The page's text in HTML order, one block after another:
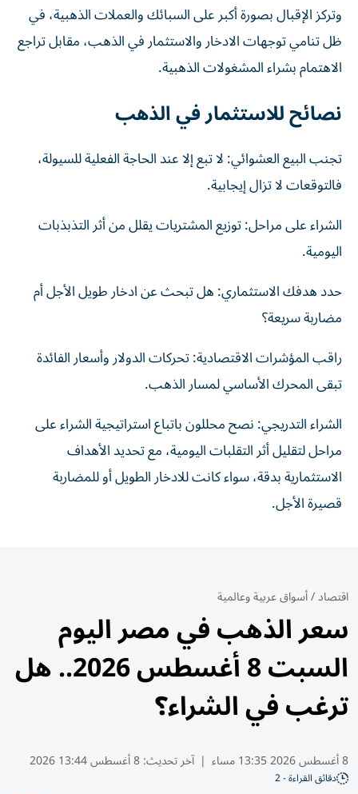
وتركز الإقبال بصورة أكبر على السبائك والعملات الذهبية، في
ظل تنامي توجهات الادخار والاستثمار في الذهب، مقابل تراجع
الاهتمام بشراء المشغولات الذهبية.
نصائح للاستثمار في الذهب
تجنب البيع العشوائي: لا تبع إلا عند الحاجة الفعلية للسيولة،
فالتوقعات لا تزال إيجابية.
الشراء على مراحل: توزيع المشتريات يقلل من أثر التذبذبات
اليومية.
حدد هدفك الاستثماري: هل تبحث عن ادخار طويل الأجل أم
مضاربة سريعة؟
راقب المؤشرات الاقتصادية: تحركات الدولار وأسعار الفائدة
تبقى المحرك الأساسي لمسار الذهب.
الشراء التدريجي: نصح محللون باتباع استراتيجية الشراء على
مراحل لتقليل أثر التقلبات اليومية، مع تحديد الأهداف
الاستثمارية بدقة، سواء كانت للادخار الطويل أو للمضاربة
قصيرة الأجل.
اقتصاد/أسواق عربية وعالمية
سعر الذهب في مصر اليوم
السبت 8 أغسطس 2026.. هل
ترغب في الشراء؟
8 أغسطس 2026 13:35 مساء | آخر تحديث:8 أغسطس 13:44 2026
دقائق القراءة - 2